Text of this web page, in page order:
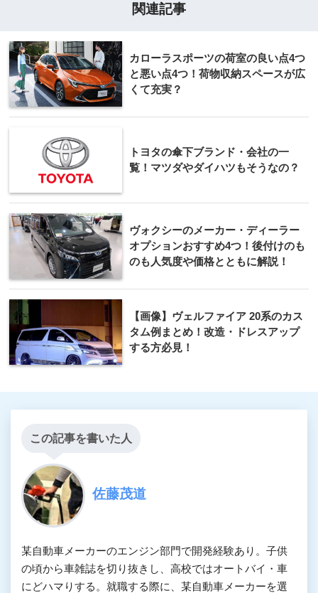
関連記事
カローラスポーツの荷室の良い点4つ
と悪い点4つ！荷物収納スペースが広
くて充実？
トヨタの傘下ブランド・会社の一
覧！マツダやダイハツもそうなの？
ヴォクシーのメーカー・ディーラー
オプションおすすめ4つ！後付けのも
のも人気度や価格とともに解説！
【画像】ヴェルファイア 20系のカス
タム例まとめ！改造・ドレスアップ
する方必見！
この記事を書いた人
佐藤茂道
某自動車メーカーのエンジン部門で開発経験あり。子供
の頃から車雑誌を切り抜きし、高校ではオートバイ・車
にどハマりする。就職する際に、某自動車メーカーを選